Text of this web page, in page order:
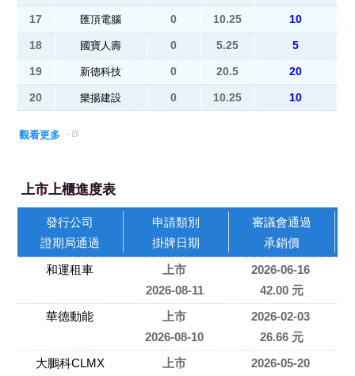
17 匯頂電腦 0 10.25 10
18 國寶人壽 0 5.25 5
19 新德科技 0 20.5 20
20 樂揚建設 0 10.25 10
觀看更多
上市上櫃進度表
發行公司 申請類別
審議會通過
證期局通過
掛牌日期
承銷價
和運租車
上市
2026-06-16
2026-08-11
42.00 元
華德動能
上市
2026-02-03
2026-08-10
26.66 元
大鵬科CLMX
上市
2026-05-20